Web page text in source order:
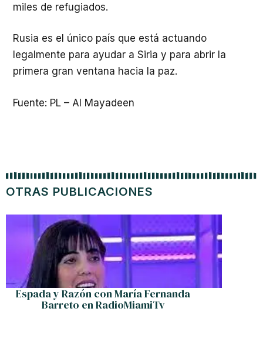
miles de refugiados.
Rusia es el único país que está actuando
legalmente para ayudar a Siria y para abrir la
primera gran ventana hacia la paz.
Fuente: PL – Al Mayadeen
OTRAS PUBLICACIONES
Espada y Razón con María Fernanda
Barreto en RadioMiamiTv